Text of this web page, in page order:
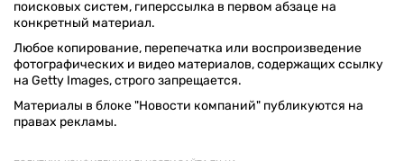
поисковых систем, гиперссылка в первом абзаце на
конкретный материал.
Любое копирование, перепечатка или воспроизведение
фотографических и видео материалов, содержащих ссылку
на Getty Images, строго запрещается.
Материалы в блоке "Новости компаний" публикуются на
правах рекламы.